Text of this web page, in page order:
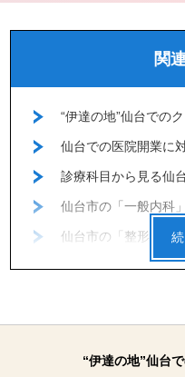
関
“伊達の地”仙台での
仙台での医院開業に
診療科目から見る仙
仙台市の「一般内科
仙台市の「整形外科
仙台市の「リウマチ
仙台市の「眼科」開
仙台市の「一般皮膚
“伊達の地”仙台